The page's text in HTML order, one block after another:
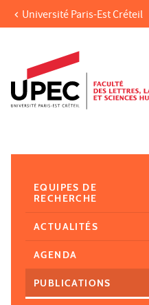
Aller au contenu
Accès directs
Recherche
Navigation secondaire
Université Paris-Est Créteil
EQUIPES DE
RECHERCHE
ACTUALITÉS
AGENDA
PUBLICATIONS